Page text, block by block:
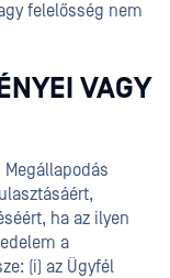
felelősség nem
VAGY
Megállapodás
ha az ilyen
a
(i) az Ügyfél